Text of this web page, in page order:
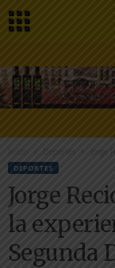
Inicio
DEPORTES
Jorge
la
Segunda